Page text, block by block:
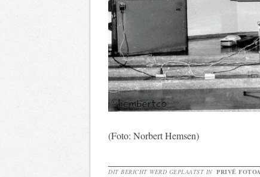
(Foto: Norbert Hemsen)
DIT BERICHT WERD GEPLAATST IN PRIVÉ